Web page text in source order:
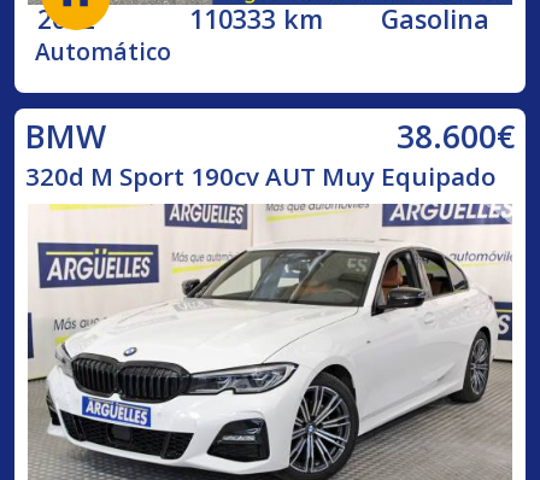
2002 110333 km Gasolina
Automático
BMW 38.600€
320d M Sport 190cv AUT Muy Equipado